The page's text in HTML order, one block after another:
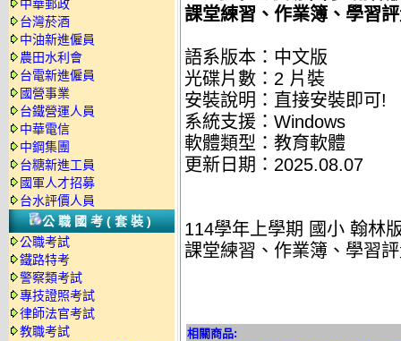
中華郵政
台灣菸酒
中油新進僱員
農田水利會
台電新進僱員
國營事業
台鐵營運人員
中華電信
中鋼集團
台糖新進工員
國軍人才招募
台水評價人員
公職國考(套裝)
公職考試
鐵路特考
警察類考試
專技證照考試
律師法官考試
教職考試
課堂練習、作業簿、學習
語系版本：中文版
光碟片數：2 片裝
安裝說明：直接安裝即可!
系統支援：Windows
軟體類型：教育軟體
更新日期：2025.08.07
114學年上學期 國小 翰林
課堂練習、作業簿、學習
相關商品: